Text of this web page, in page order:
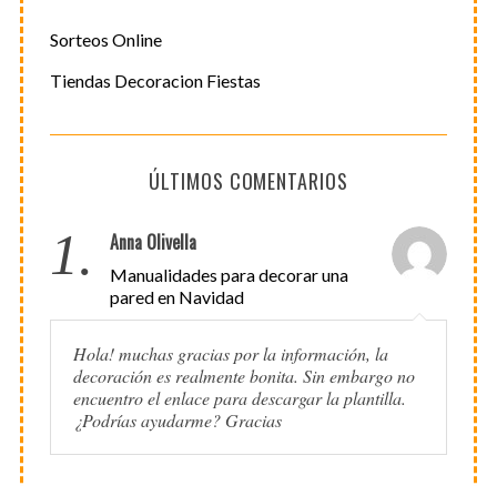
Sorteos Online
Tiendas Decoracion Fiestas
ÚLTIMOS COMENTARIOS
1. Anna Olivella
Manualidades para decorar una
pared en Navidad
Hola! muchas gracias por la información, la
decoración es realmente bonita. Sin embargo no
encuentro el enlace para descargar la plantilla.
¿Podrías ayudarme? Gracias